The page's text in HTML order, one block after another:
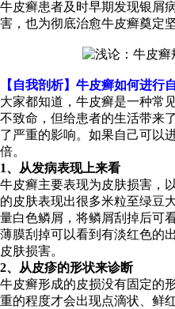
牛皮癣患者及时早期发现银屑
害，也为彻底治愈牛皮癣奠定
【自我剖析】牛皮癣如何进行
大家都知道，牛皮癣是一种常
不致命，但给患者的生活带来
了严重的影响。如果自己可以
倍。
1、从发病表现上来看
牛皮癣主要表现为皮肤损害，
的皮肤表现出很多米粒至绿豆
量白色鳞屑，将鳞屑刮掉后可
薄膜刮掉可以看到有淡红色的
皮肤损害。
2、从皮疹的形状来诊断
牛皮癣形成的皮损没有固定的
重的程度才会出现点滴状、鲜